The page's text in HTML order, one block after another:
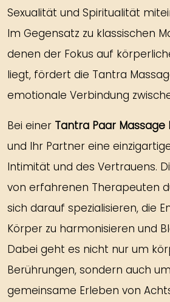
Sexualität und Spiritualität
Im Gegensatz zu klassischen
denen der Fokus auf
liegt, fördert die Tantra
emotionale Verbindung
Bei einer Tantra Paar Massage
und Ihr Partner eine
Intimität und des Vertrauens.
von erfahrenen Therapeuten
sich darauf spezialisieren, die
Körper zu harmonisieren und
Dabei geht es nicht nur um
Berührungen, sondern auch
gemeinsame Erleben von